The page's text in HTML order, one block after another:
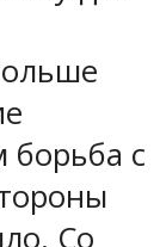
борьба с
Со